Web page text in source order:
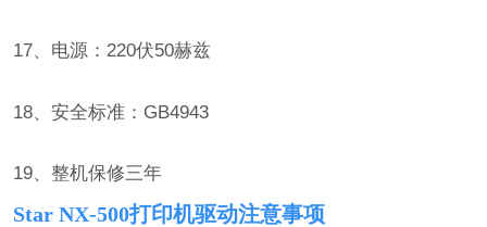
17、电源：220伏50赫兹
18、安全标准：GB4943
19、整机保修三年
Star NX-500打印机驱动注意事项